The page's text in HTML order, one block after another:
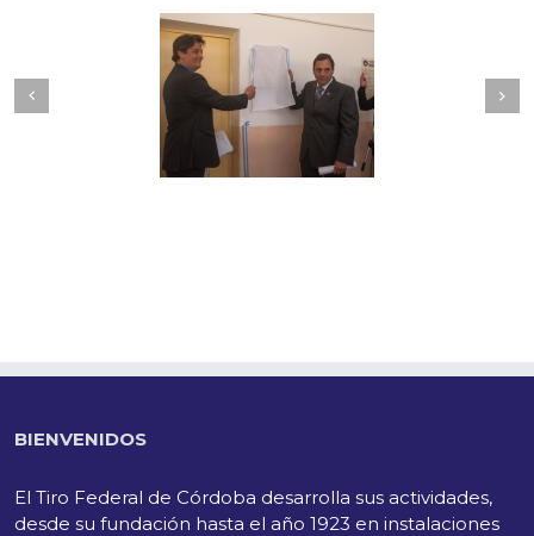
BIENVENIDOS
El Tiro Federal de Córdoba desarrolla sus actividades,
desde su fundación hasta el año 1923 en instalaciones